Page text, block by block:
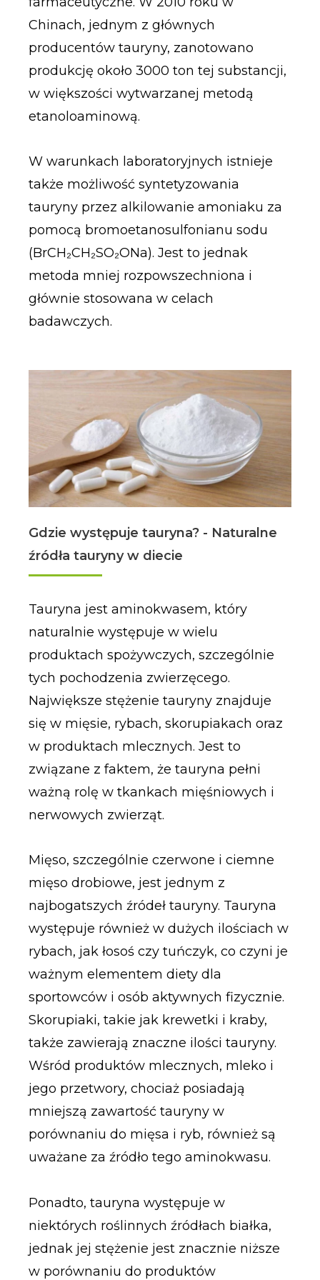
Chinach, jednym z głównych
producentów tauryny, zanotowano
produkcję około 3000 ton tej substancji,
w większości wytwarzanej metodą
etanoloaminową.
W warunkach laboratoryjnych istnieje
także możliwość syntetyzowania
tauryny przez alkilowanie amoniaku za
pomocą bromoetanosulfonianu sodu
(BrCH₂CH₂SO₂ONa). Jest to jednak
metoda mniej rozpowszechniona i
głównie stosowana w celach
badawczych.
Gdzie występuje tauryna? - Naturalne
źródła tauryny w diecie
Tauryna jest aminokwasem, który
naturalnie występuje w wielu
produktach spożywczych, szczególnie
tych pochodzenia zwierzęcego.
Największe stężenie tauryny znajduje
się w mięsie, rybach, skorupiakach oraz
w produktach mlecznych. Jest to
związane z faktem, że tauryna pełni
ważną rolę w tkankach mięśniowych i
nerwowych zwierząt.
Mięso, szczególnie czerwone i ciemne
mięso drobiowe, jest jednym z
najbogatszych źródeł tauryny. Tauryna
występuje również w dużych ilościach w
rybach, jak łosoś czy tuńczyk, co czyni je
ważnym elementem diety dla
sportowców i osób aktywnych fizycznie.
Skorupiaki, takie jak krewetki i kraby,
także zawierają znaczne ilości tauryny.
Wśród produktów mlecznych, mleko i
jego przetwory, chociaż posiadają
mniejszą zawartość tauryny w
porównaniu do mięsa i ryb, również są
uważane za źródło tego aminokwasu.
Ponadto, tauryna występuje w
niektórych roślinnych źródłach białka,
jednak jej stężenie jest znacznie niższe
w porównaniu do produktów